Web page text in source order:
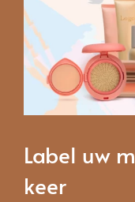
Label uw
keer